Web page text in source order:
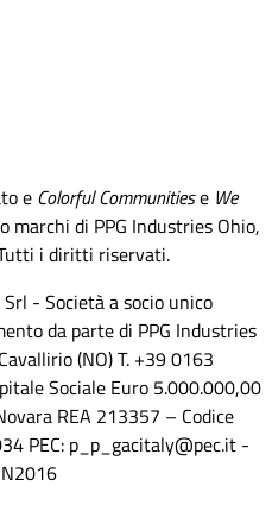
e Colorful Communitiese We
marchi di PPG Industries Ohio,
i diritti riservati.
- Società a socio unico
da parte di PPG Industries
(NO) T. +39 0163
Sociale Euro 5.000.000,00
REA 213357 – Codice
PEC: p_p_gacitaly@pec.it -